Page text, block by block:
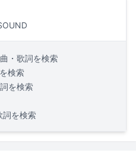
・歌詞を検索
検索
を検索
詞を検索